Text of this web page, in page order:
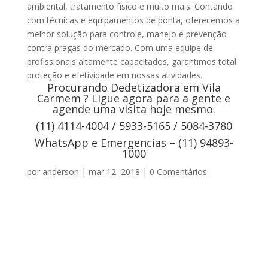
ambiental, tratamento físico e muito mais. Contando
com técnicas e equipamentos de ponta, oferecemos a
melhor solução para controle, manejo e prevenção
contra pragas do mercado. Com uma equipe de
profissionais altamente capacitados, garantimos total
proteção e efetividade em nossas atividades.
Procurando Dedetizadora em Vila
Carmem ? Ligue agora para a gente e
agende uma visita hoje mesmo.
(11) 4114-4004 / 5933-5165 / 5084-3780
WhatsApp e Emergencias – (11) 94893-
1000
por anderson | mar 12, 2018 | 0 Comentários